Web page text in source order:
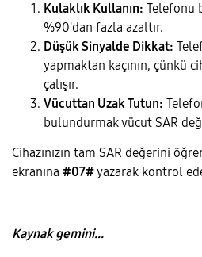
Kulaklık Kullanın: Telefonu
%90'dan fazla azaltır.
Düşük Sinyalde Dikkat:
yapmaktan kaçının, çünkü
çalışır.
Vücuttan Uzak Tutun:
bulundurmak vücut SAR
​Cihazınızın tam SAR değerini
ekranına #07#yazarak kontrol
Kaynak gemini...